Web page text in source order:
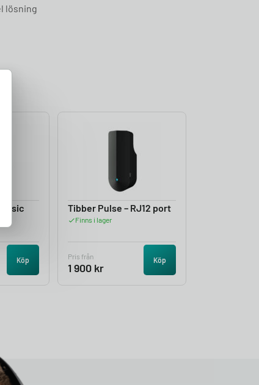
lösning
Basic
Köp
Tibber Pulse – RJ12 port
Finns i lager
Pris från
1 900 kr
Köp